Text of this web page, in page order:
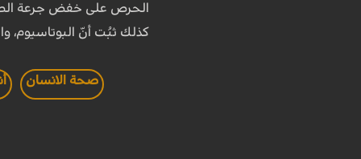
الحرص على خفض جرعة
كذلك ثبُت أنّ البوتاسيوم،
صحة الانسان